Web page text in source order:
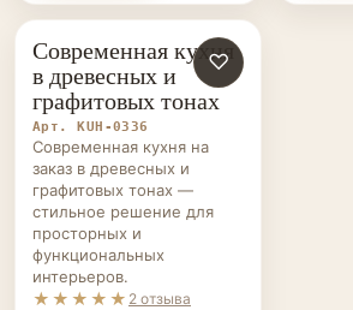
КУХНИ НА ЗАКАЗ ♡
Современная кухня
в древесных и
графитовых тонах
Арт. KUH-0336
Современная кухня на
заказ в древесных и
графитовых тонах —
стильное решение для
просторных и
функциональных
интерьеров.
★★★★★ 2 отзыва